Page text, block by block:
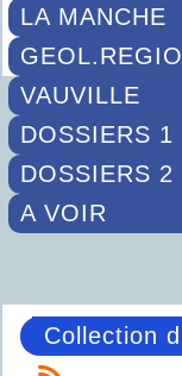
LA MANCHE
VAUVILLE
DOSSIERS 1
DOSSIERS 2
A VOIR
Collection